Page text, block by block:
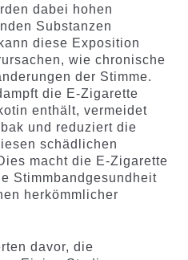
dabei hohen
Substanzen
diese Exposition
wie chronische
der Stimme.
die E-Zigarette
enthält, vermeidet
und reduziert die
schädlichen
macht die E-Zigarette
Stimmbandgesundheit
herkömmlicher
davor, die